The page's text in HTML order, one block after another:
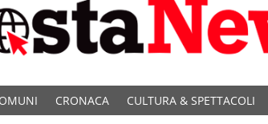
CRONACA CULTURA & SPETTACOLI